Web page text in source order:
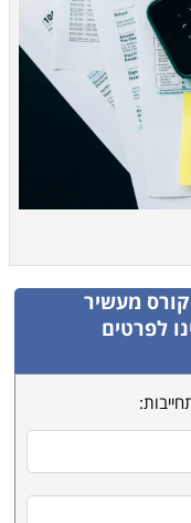
קורס מעשיר
לפרטים